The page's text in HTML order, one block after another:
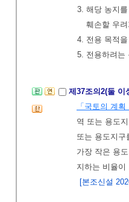
3. 해당 농지
훼손할 우
4. 전용 목적
5. 전용하려는
제37조의2(둘
「국토의 계
역 또는 용도
또는 용도지
가장 작은 용
지하는 비율
[본조신설